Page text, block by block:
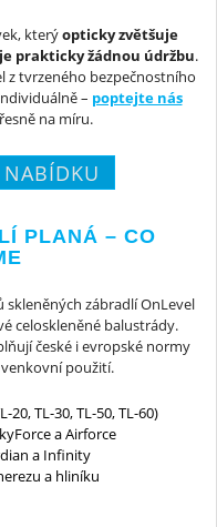
kterýopticky zvětšuje
prakticky žádnou údržbu.
z tvrzeného bezpečnostního
– poptejte nás
na míru.
PLANÁ – CO
zábradlí OnLevel
celoskleněné balustrády.
české i evropské normy
použití.
TL-30, TL-50, TL-60)
a Airforce
a Infinity
a hliníku